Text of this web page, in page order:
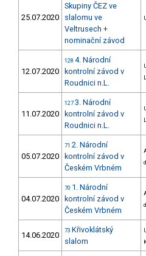
25.07.2020
Skupiny ČEZ ve
slalomu ve
Veltrusech +
nominační závod
12.07.2020
128 4. Národní
kontrolní závod v
Roudnici n.L.
11.07.2020
127 3. Národní
kontrolní závod v
Roudnici n.L.
05.07.2020
71 2. Národní
kontrolní závod v
Českém Vrbném
04.07.2020
70 1. Národní
kontrolní závod v
Českém Vrbném
14.06.2020 73 Křivoklátský
slalom